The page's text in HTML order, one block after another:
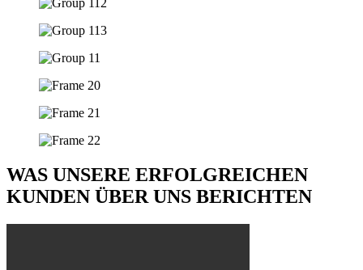
WAS UNSERE ERFOLGREICHEN
KUNDEN ÜBER UNS BERICHTEN